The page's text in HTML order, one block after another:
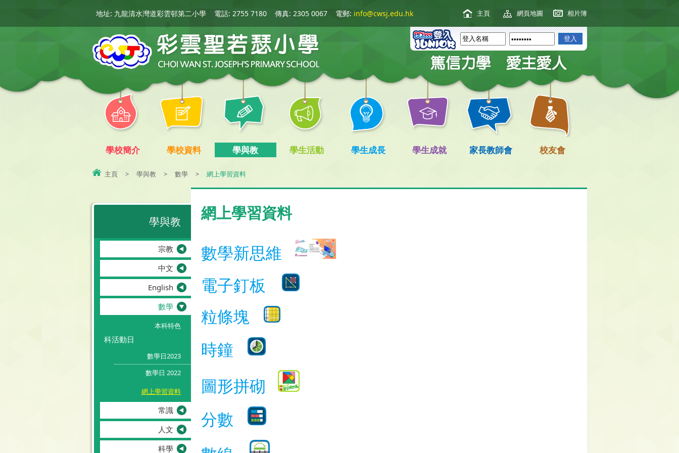
地址: 九龍清水灣道彩雲邨第二小學 電話: 2755 7180 傳真: 2305 0067 電郵: info@cwsj.edu.hk 主頁 網頁地圖 相片簿
學校簡介 學校資料 學與教 學生活動 學生成長 學生成就 家長教師會 校友會
主頁 > 學與教 > 數學 > 網上學習資料
網上學習資料
數學新思維
電子釘板
粒條塊
時鐘
圖形拼砌
分數
學與教
宗教
中文
English
數學
本科特色
科活動日
數學日2023
數學日 2022
網上學習資料
常識
人文
科學